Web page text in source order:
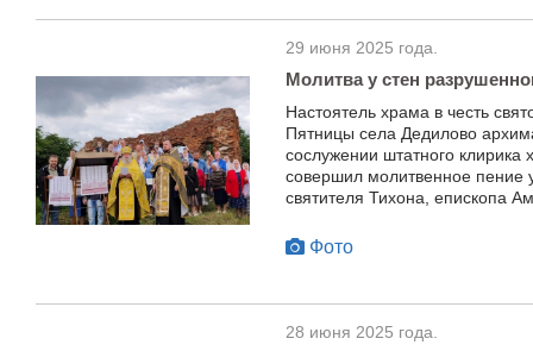
29 июня 2025 года.
Молитва у стен
Настоятель храма в честь
Пятницы села Дедилово
сослужении штатного
совершил молитвенное пение
святителя Тихона, епископа
Фото
28 июня 2025 года.